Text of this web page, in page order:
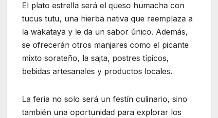
El plato estrella será el queso humacha con
tucus tutu, una hierba nativa que reemplaza a
la wakataya y le da un sabor único. Además,
se ofrecerán otros manjares como el picante
mixto sorateño, la sajta, postres típicos,
bebidas artesanales y productos locales.
La feria no solo será un festín culinario, sino
también una oportunidad para explorar los